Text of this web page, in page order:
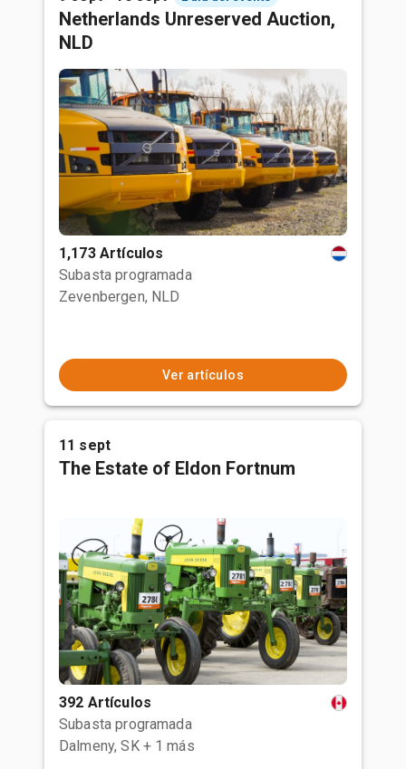
Netherlands Unreserved Auction,
NLD
1,173 Artículos
Subasta programada
Zevenbergen, NLD
Ver artículos
11 sept
The Estate of Eldon Fortnum
392 Artículos
Subasta programada
Dalmeny, SK + 1 más